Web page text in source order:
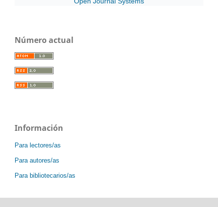
Número actual
Información
Para lectores/as
Para autores/as
Para bibliotecarios/as